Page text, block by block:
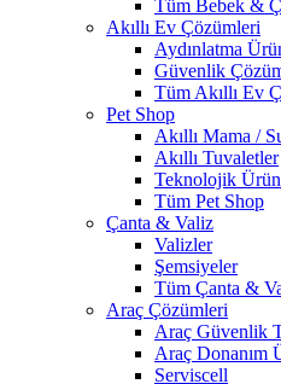
Tüm Bebek &
Akıllı Ev Çözümleri
Aydınlatma
Güvenlik
Tüm Akıllı Ev
Pet Shop
Akıllı Mama /
Akıllı Tuvaletler
Teknolojik
Tüm Pet Shop
Çanta & Valiz
Valizler
Şemsiyeler
Tüm Çanta &
Araç Çözümleri
Araç Güvenlik
Araç Donanım
Serviscell